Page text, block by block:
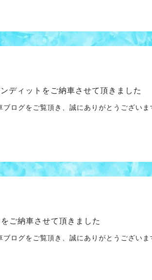
ディットをご納車させて頂きました
ブログをご覧頂き、誠にありがとうござい
ご納車させて頂きました
ブログをご覧頂き、誠にありがとうござい